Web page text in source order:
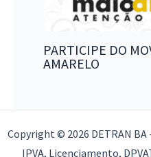
PARTICIPE DO
AMARELO
Copyright © 2026 DETRAN
IPVA, Licenciamento,